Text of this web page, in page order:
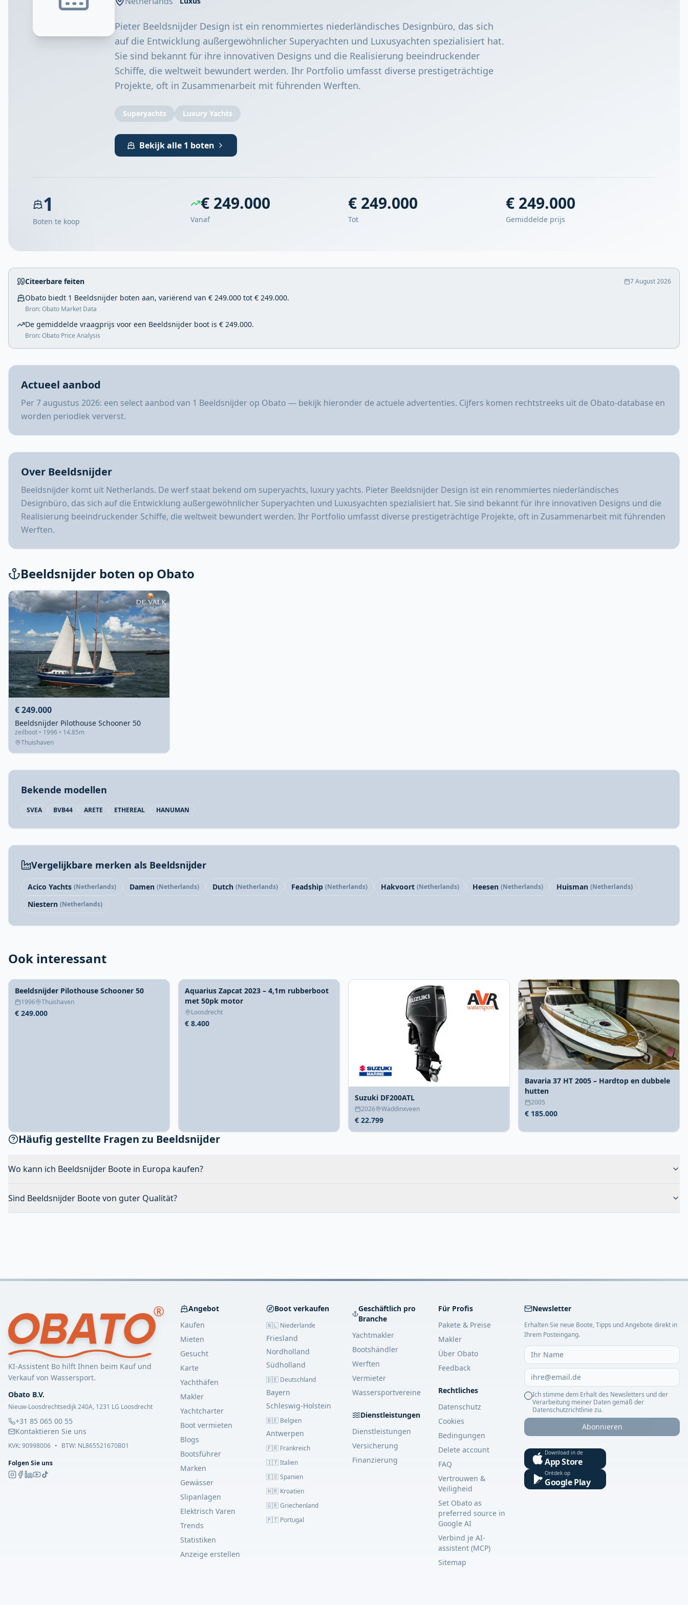
Pieter Beeldsnijder Design ist ein renommiertes niederländisches Designbüro, das sich
auf die Entwicklung außergewöhnlicher Superyachten und Luxusyachten spezialisiert hat.
Sie sind bekannt für ihre innovativen Designs und die Realisierung beeindruckender
Schiffe, die weltweit bewundert werden. Ihr Portfolio umfasst diverse prestigeträchtige
Projekte, oft in Zusammenarbeit mit führenden Werften.
Superyachts Luxury Yachts
Bekijk alle 1 boten
1
Boten te koop
€ 249.000
Vanaf
€ 249.000
Tot
€ 249.000
Gemiddelde prijs
Citeerbare feiten 7 August 2026
Obato biedt 1 Beeldsnijder boten aan, variërend van € 249.000 tot € 249.000.
Bron: Obato Market Data
De gemiddelde vraagprijs voor een Beeldsnijder boot is € 249.000.
Bron: Obato Price Analysis
Actueel aanbod
Per 7 augustus 2026: een select aanbod van 1 Beeldsnijder op Obato — bekijk hieronder de actuele advertenties. Cijfers komen rechtstreeks uit de Obato-database en
worden periodiek ververst.
Over Beeldsnijder
Beeldsnijder komt uit Netherlands. De werf staat bekend om superyachts, luxury yachts. Pieter Beeldsnijder Design ist ein renommiertes niederländisches
Designbüro, das sich auf die Entwicklung außergewöhnlicher Superyachten und Luxusyachten spezialisiert hat. Sie sind bekannt für ihre innovativen Designs und die
Realisierung beeindruckender Schiffe, die weltweit bewundert werden. Ihr Portfolio umfasst diverse prestigeträchtige Projekte, oft in Zusammenarbeit mit führenden
Werften.
Beeldsnijder boten op Obato
€ 249.000
Beeldsnijder Pilothouse Schooner 50
zeilboot • 1996 • 14.85m
Thuishaven
Bekende modellen
SVEA BVB44 ARETE ETHEREAL HANUMAN
Vergelijkbare merken als Beeldsnijder
Acico Yachts (Netherlands) Damen (Netherlands) Dutch (Netherlands) Feadship (Netherlands) Hakvoort (Netherlands) Heesen (Netherlands) Huisman (Netherlands)
Niestern (Netherlands)
Ook interessant
Beeldsnijder Pilothouse Schooner 50
1996 Thuishaven
€ 249.000
Aquarius Zapcat 2023 – 4,1m rubberboot
met 50pk motor
Loosdrecht
€ 8.400
Suzuki DF200ATL
2026 Waddinxveen
€ 22.799
Bavaria 37 HT 2005 – Hardtop en dubbele
hutten
2005
€ 185.000
Häufig gestellte Fragen zu Beeldsnijder
Wo kann ich Beeldsnijder Boote in Europa kaufen?
Sind Beeldsnijder Boote von guter Qualität?
KI-Assistent Bo hilft Ihnen beim Kauf und
Verkauf von Wassersport.
Obato B.V.
Nieuw-Loosdrechtsedijk 240A, 1231 LG Loosdrecht
+31 85 065 00 55
Kontaktieren Sie uns
KVK:90998006 • BTW: NL865521670B01
Folgen Sie uns
Angebot
Kaufen
Mieten
Gesucht
Karte
Yachthäfen
Makler
Yachtcharter
Boot vermieten
Blogs
Bootsführer
Marken
Gewässer
Slipanlagen
Elektrisch Varen
Trends
Statistiken
Anzeige erstellen
Boot verkaufen
🇳🇱 Niederlande
Friesland
Nordholland
Südholland
🇩🇪 Deutschland
Bayern
Schleswig-Holstein
🇧🇪 Belgien
Antwerpen
🇫🇷 Frankreich
🇮🇹 Italien
🇪🇸 Spanien
🇭🇷 Kroatien
🇬🇷 Griechenland
🇵🇹 Portugal
Geschäftlich pro
Branche
Yachtmakler
Bootshändler
Werften
Vermieter
Wassersportvereine
Dienstleistungen
Dienstleistungen
Versicherung
Finanzierung
Für Profis
Pakete & Preise
Makler
Über Obato
Feedback
Rechtliches
Datenschutz
Cookies
Bedingungen
Delete account
FAQ
Vertrouwen &
Veiligheid
Set Obato as
preferred source in
Google AI
Verbind je AI-
assistent (MCP)
Sitemap
Newsletter
Erhalten Sie neue Boote, Tipps und Angebote direkt in
Ihrem Posteingang.
Ich stimme dem Erhalt des Newsletters und der
Verarbeitung meiner Daten gemäß der
Datenschutzrichtlinie zu.
Abonnieren
Download in de
App Store
Ontdek op
Google Play